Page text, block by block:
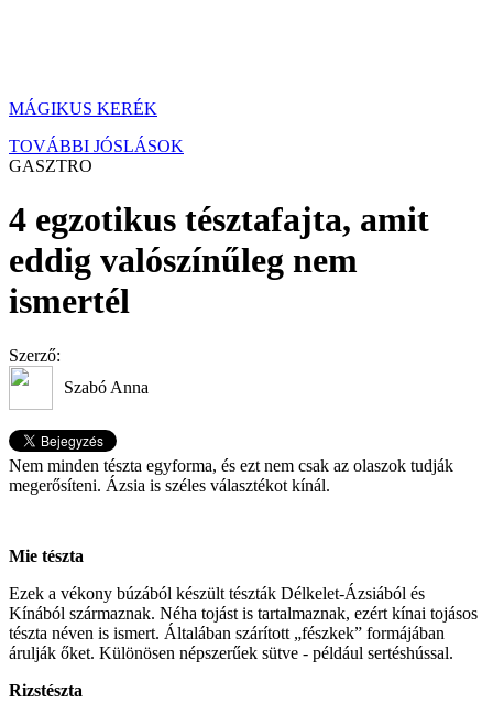
MÁGIKUS KERÉK
TOVÁBBI JÓSLÁSOK
GASZTRO
4 egzotikus tésztafajta, amit
eddig valószínűleg nem
ismertél
Szerző:
Szabó Anna
Nem minden tészta egyforma, és ezt nem csak az olaszok tudják
megerősíteni. Ázsia is széles választékot kínál.
Mie tészta
Ezek a vékony búzából készült tészták Délkelet-Ázsiából és
Kínából származnak. Néha tojást is tartalmaznak, ezért kínai tojásos
tészta néven is ismert. Általában szárított „fészkek” formájában
árulják őket. Különösen népszerűek sütve - például sertéshússal.
Rizstészta